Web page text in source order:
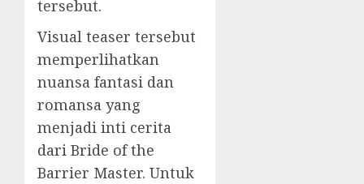
tersebut.
Visual teaser tersebut
memperlihatkan
nuansa fantasi dan
romansa yang
menjadi inti cerita
dari Bride of the
Barrier Master. Untuk